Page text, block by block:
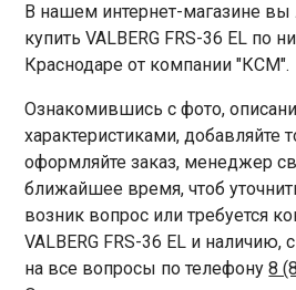
В нашем интернет-магазине вы
купить VALBERG FRS-36 EL по
Краснодаре от компании "КСМ".
Ознакомившись с фото,
характеристиками, добавляйте
оформляйте заказ, менеджер
ближайшее время, чтоб
возник вопрос или требуется
VALBERG FRS-36 EL и наличию,
на все вопросы по телефону8